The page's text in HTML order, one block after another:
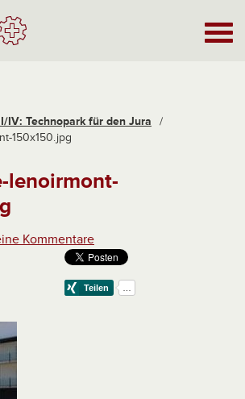
IV: Technopark für den Jura
/
150x150.jpg
lenoirmont-
Kommentare